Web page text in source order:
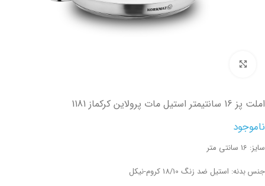
املت پز 16 سانتیمتر استیل مات پرولاین کرکماز 1181
ناموجود
سایز: 16 سانتی متر
جنس بدنه: استیل ضد زنگ 18/10 کروم-نیکل